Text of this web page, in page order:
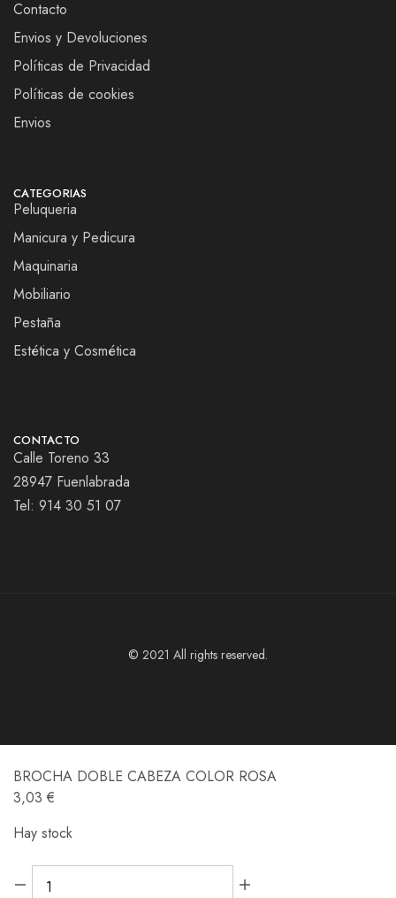
Contacto
Envios y Devoluciones
Políticas de Privacidad
Políticas de cookies
Envios
CATEGORIAS
Peluqueria
Manicura y Pedicura
Maquinaria
Mobiliario
Pestaña
Estética y Cosmética
CONTACTO
Calle Toreno 33
28947 Fuenlabrada
Tel: 914 30 51 07
© 2021 All rights reserved.
BROCHA DOBLE CABEZA COLOR ROSA
3,03 €
Hay stock